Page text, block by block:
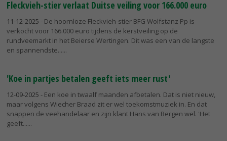
Fleckvieh-stier verlaat Duitse veiling voor 166.000 euro
11-12-2025 - De hoornloze Fleckvieh-stier BFG Wolfstanz Pp is
verkocht voor 166.000 euro tijdens de kerstveiling op de
rundveemarkt in het Beierse Wertingen. Dit was een van de langste
en spannendste...
'Koe in partjes betalen geeft iets meer rust'
12-09-2025 - Een koe in twaalf maanden afbetalen. Dat is niet nieuw,
maar volgens Wiecher Braad zit er wel toekomstmuziek in. En dat
snappen de veehandelaar en zijn klant Hans van Bergen wel. 'Het
geeft...